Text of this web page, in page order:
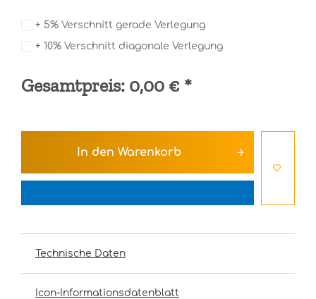
+ 5% Verschnitt gerade Verlegung
+ 10% Verschnitt diagonale Verlegung
Gesamtpreis: 0,00 € *
In den Warenkorb
Technische Daten
Icon-Informationsdatenblatt